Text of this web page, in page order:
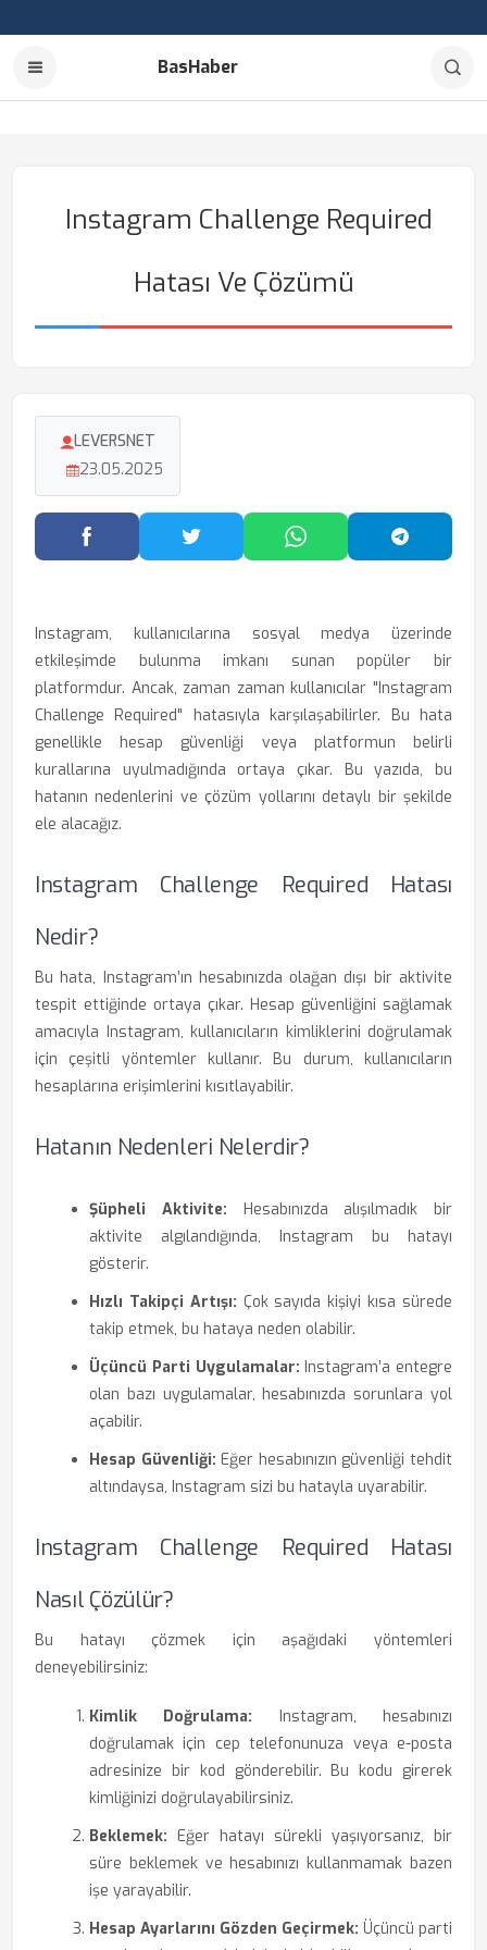
BasHaber
Instagram Challenge Required
Hatası Ve Çözümü
LEVERSNET
23.05.2025
Facebook'ta PaylaşTwitter'da PaylaşWhatsApp'ta Paylaş
Instagram, kullanıcılarına sosyal medya üzerinde
etkileşimde bulunma imkanı sunan popüler bir
platformdur. Ancak, zaman zaman kullanıcılar "Instagram
Challenge Required" hatasıyla karşılaşabilirler. Bu hata
genellikle hesap güvenliği veya platformun belirli
kurallarına uyulmadığında ortaya çıkar. Bu yazıda, bu
hatanın nedenlerini ve çözüm yollarını detaylı bir şekilde
ele alacağız.
Instagram Challenge Required Hatası
Nedir?
Bu hata, Instagram’ın hesabınızda olağan dışı bir aktivite
tespit ettiğinde ortaya çıkar. Hesap güvenliğini sağlamak
amacıyla Instagram, kullanıcıların kimliklerini doğrulamak
için çeşitli yöntemler kullanır. Bu durum, kullanıcıların
hesaplarına erişimlerini kısıtlayabilir.
Hatanın Nedenleri Nelerdir?
Şüpheli Aktivite: Hesabınızda alışılmadık bir
aktivite algılandığında, Instagram bu hatayı
gösterir.
Hızlı Takipçi Artışı: Çok sayıda kişiyi kısa sürede
takip etmek, bu hataya neden olabilir.
Üçüncü Parti Uygulamalar: Instagram’a entegre
olan bazı uygulamalar, hesabınızda sorunlara yol
açabilir.
Hesap Güvenliği: Eğer hesabınızın güvenliği tehdit
altındaysa, Instagram sizi bu hatayla uyarabilir.
Instagram Challenge Required Hatası
Nasıl Çözülür?
Bu hatayı çözmek için aşağıdaki yöntemleri
deneyebilirsiniz:
Kimlik Doğrulama: Instagram, hesabınızı
doğrulamak için cep telefonunuza veya e-posta
adresinize bir kod gönderebilir. Bu kodu girerek
kimliğinizi doğrulayabilirsiniz.
Beklemek: Eğer hatayı sürekli yaşıyorsanız, bir
süre beklemek ve hesabınızı kullanmamak bazen
işe yarayabilir.
Hesap Ayarlarını Gözden Geçirmek: Üçüncü parti